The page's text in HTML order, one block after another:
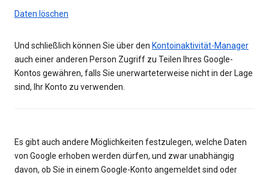
Daten löschen
Und schließlich können Sie über den Kontoinaktivität-Manager
auch einer anderen Person Zugriff zu Teilen Ihres Google-
Kontos gewähren, falls Sie unerwarteterweise nicht in der Lage
sind, Ihr Konto zu verwenden.
Es gibt auch andere Möglichkeiten festzulegen, welche Daten
von Google erhoben werden dürfen, und zwar unabhängig
davon, ob Sie in einem Google-Konto angemeldet sind oder